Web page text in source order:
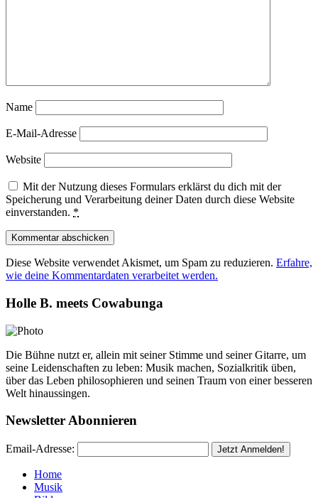
Name
E-Mail-Adresse
Website
Mit der Nutzung dieses Formulars erklärst du dich mit der
Speicherung und Verarbeitung deiner Daten durch diese Website
einverstanden. *
Diese Website verwendet Akismet, um Spam zu reduzieren. Erfahre,
wie deine Kommentardaten verarbeitet werden.
Holle B. meets Cowabunga
Die Bühne nutzt er, allein mit seiner Stimme und seiner Gitarre, um
seine Leidenschaften zu leben: Musik machen, Sozialkritik üben,
über das Leben philosophieren und seinen Traum von einer besseren
Welt hinaussingen.
Newsletter Abonnieren
Email-Adresse:
Home
Musik